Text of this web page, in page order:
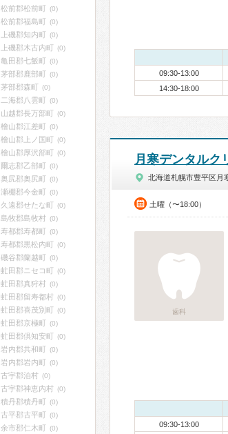
09:30-13:00
14:30-18:00
月寒デンタルク
北海道札幌市豊平区月
土曜（〜18:00）
歯科
09:30-13:00
松前郡松前町 (0)
松前郡福島町 (0)
上磯郡知内町 (0)
上磯郡木古内町 (0)
亀田郡七飯町 (0)
茅部郡鹿部町 (0)
茅部郡森町 (0)
二海郡八雲町 (0)
山越郡長万部町 (0)
檜山郡江差町 (0)
檜山郡上ノ国町 (0)
檜山郡厚沢部町 (0)
爾志郡乙部町 (0)
奥尻郡奥尻町 (0)
瀬棚郡今金町 (0)
久遠郡せたな町 (0)
島牧郡島牧村 (0)
寿都郡寿都町 (0)
寿都郡黒松内町 (0)
磯谷郡蘭越町 (0)
虻田郡ニセコ町 (0)
虻田郡真狩村 (0)
虻田郡留寿都村 (0)
虻田郡喜茂別町 (0)
虻田郡京極町 (0)
虻田郡倶知安町 (0)
岩内郡共和町 (0)
岩内郡岩内町 (0)
古宇郡泊村 (0)
古宇郡神恵内村 (0)
積丹郡積丹町 (0)
古平郡古平町 (0)
余市郡仁木町 (0)